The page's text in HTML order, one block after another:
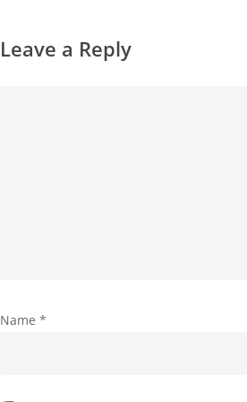
Leave a Reply
Name *